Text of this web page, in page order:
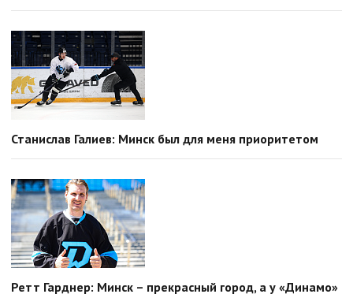
Станислав Галиев: Минск был для меня приоритетом
Ретт Гарднер: Минск – прекрасный город, а у «Динамо»